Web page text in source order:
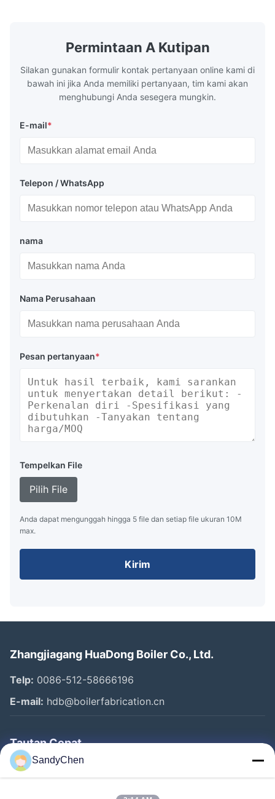
the basic component of boiler water
circulation loop.Because of both cooling
Permintaan A Kutipan
Silakan gunakan formulir kontak pertanyaan online kami di
bawah ini jika Anda memiliki pertanyaan, tim kami akan
menghubungi Anda sesegera mungkin.
E-mail*
Telepon / WhatsApp
nama
Nama Perusahaan
Pesan pertanyaan*
Tempelkan File
Pilih File
Anda dapat mengunggah hingga 5 file dan setiap file ukuran 10M
max.
Kirim
Zhangjiagang HuaDong Boiler Co., Ltd.
Telp: 0086-512-58666196
E-mail: hdb@boilerfabrication.cn
Tautan Cepat
Rumah
SandyChen